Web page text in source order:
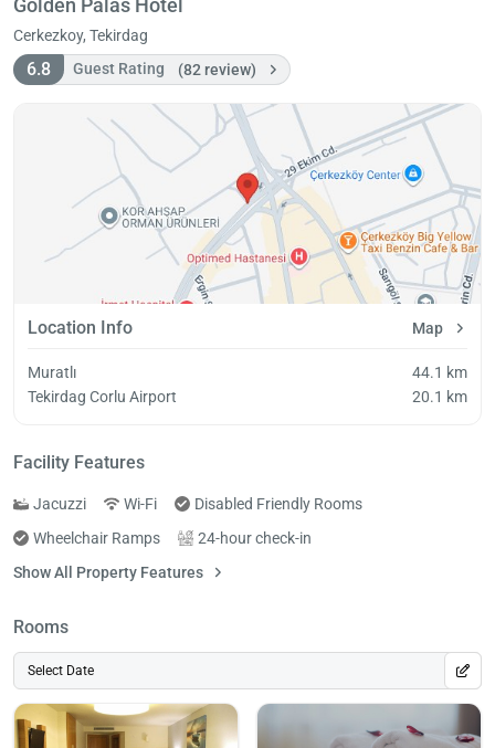
Cerkezkoy, Tekirdag
6.8 Guest Rating (82 review)
Location Info Map
Muratlı
44.1 km
Tekirdag Corlu Airport
20.1 km
Facility Features
Jacuzzi Wi-Fi
Disabled Friendly Rooms
Wheelchair Ramps
24-hour check-in
Show All Property Features
Rooms
Select Date